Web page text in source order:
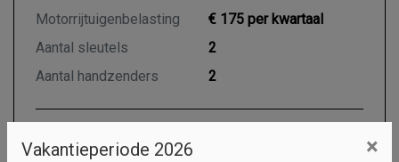
Motorrijtuigenbelasting
€ 175 per kwartaal
Aantal sleutels
2
Aantal handzenders
2
Motor en transmissie
Vakantieperiode 2026 ×